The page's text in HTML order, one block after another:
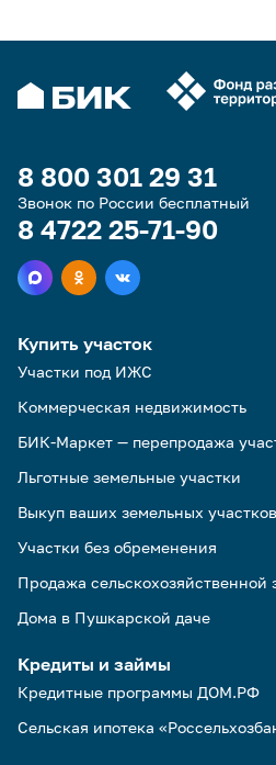
8 800 301 29 31
Звонок по России бесплатный
8 4722 25-71-90
Купить участок
Участки под ИЖС
Коммерческая недвижимость
БИК-Маркет — перепродажа
Льготные земельные участки
Выкуп ваших земельных
Участки без обременения
Продажа сельскохозяйственной
Дома в Пушкарской даче
Кредиты и займы
Кредитные программы ДОМ.РФ
Сельская ипотека